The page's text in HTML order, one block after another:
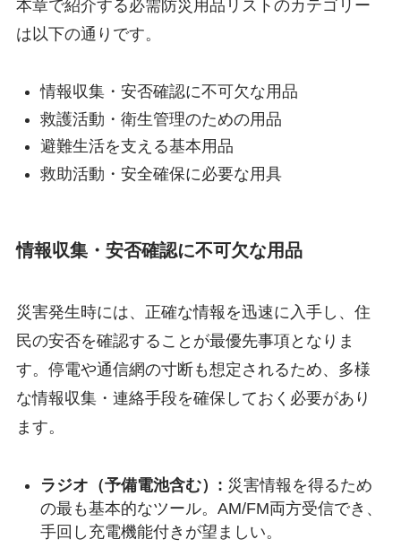
本章で紹介する必需防災用品リストのカテゴリー
は以下の通りです。
情報収集・安否確認に不可欠な用品
救護活動・衛生管理のための用品
避難生活を支える基本用品
救助活動・安全確保に必要な用具
情報収集・安否確認に不可欠な用品
災害発生時には、正確な情報を迅速に入手し、住
民の安否を確認することが最優先事項となりま
す。停電や通信網の寸断も想定されるため、多様
な情報収集・連絡手段を確保しておく必要があり
ます。
ラジオ（予備電池含む）: 災害情報を得るため
の最も基本的なツール。AM/FM両方受信でき、
手回し充電機能付きが望ましい。